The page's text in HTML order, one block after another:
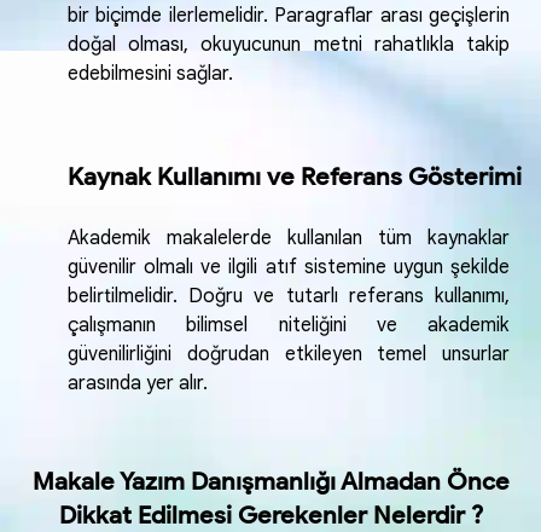
bir biçimde ilerlemelidir. Paragraflar arası geçişlerin
doğal olması, okuyucunun metni rahatlıkla takip
edebilmesini sağlar.
Kaynak Kullanımı ve Referans Gösterimi
Akademik makalelerde kullanılan tüm kaynaklar
güvenilir olmalı ve ilgili atıf sistemine uygun şekilde
belirtilmelidir. Doğru ve tutarlı referans kullanımı,
çalışmanın bilimsel niteliğini ve akademik
güvenilirliğini doğrudan etkileyen temel unsurlar
arasında yer alır.
Makale Yazım Danışmanlığı Almadan Önce
Dikkat Edilmesi Gerekenler Nelerdir ?